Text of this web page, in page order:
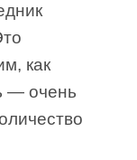
как
— очень